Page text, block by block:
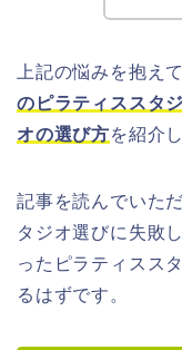
上記の悩みを抱え
のピラティススタ
オの選び方を紹介
記事を読んでいた
タジオ選びに失敗
ったピラティスス
るはずです。